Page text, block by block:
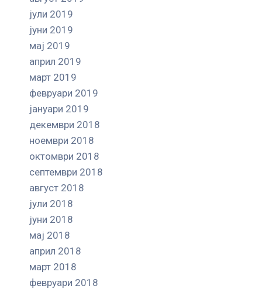
јули 2019
јуни 2019
мај 2019
април 2019
март 2019
февруари 2019
јануари 2019
декември 2018
ноември 2018
октомври 2018
септември 2018
август 2018
јули 2018
јуни 2018
мај 2018
април 2018
март 2018
февруари 2018